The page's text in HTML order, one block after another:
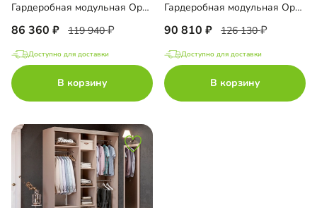
Гардеробная модульная Орлеан-6
86 360 119 940
Доступно для доставки
В корзину
Гардеробная модульная Орлеан-8
90 810 126 130
Доступно для доставки
В корзину